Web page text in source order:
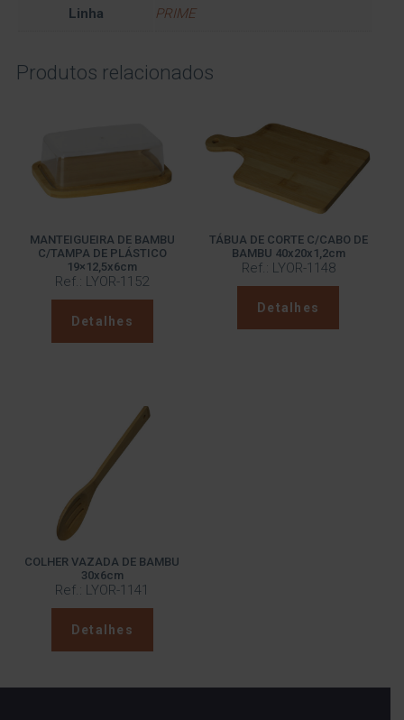
Linha PRIME
Produtos relacionados
MANTEIGUEIRA DE BAMBU
C/TAMPA DE PLÁSTICO
19×12,5x6cm
Ref.: LYOR-1152
Detalhes
TÁBUA DE CORTE C/CABO DE
BAMBU 40x20x1,2cm
Ref.: LYOR-1148
Detalhes
COLHER VAZADA DE BAMBU
30x6cm
Ref.: LYOR-1141
Detalhes